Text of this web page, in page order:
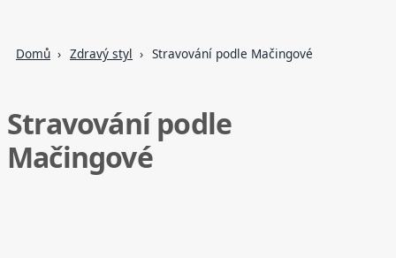
Domů Zdravý styl Stravování podle Mačingové
Stravování podle
Mačingové